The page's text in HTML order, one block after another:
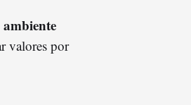
ambiente
valores por